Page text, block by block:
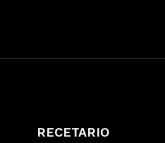
RECETARIO